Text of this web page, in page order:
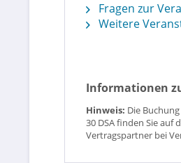
Fragen zur
Weitere
Informationen
Hinweis: Die
30 DSA finden Sie auf
Vertragspartner bei